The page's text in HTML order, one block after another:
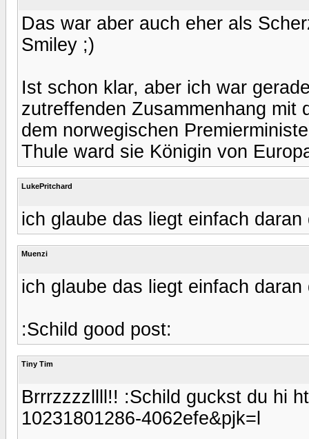
Das war aber auch eher als
Smiley ;)
Ist schon klar, aber ich war
zutreffenden Zusammenhang mit
dem norwegischen
Thule ward sie Königin von
LukePritchard
ich glaube das liegt einfach
Muenzi
ich glaube das liegt einfach
:Schild good post:
Tiny Tim
Brrrzzzzllll!! :Schild guckst du hi
10231801286-4062efe&pjk=l